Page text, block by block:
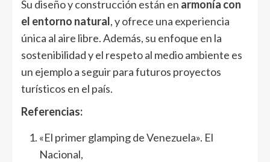
Su diseño y construcción están en armonía con
el entorno natural, y ofrece una experiencia
única al aire libre. Además, su enfoque en la
sostenibilidad y el respeto al medio ambiente es
un ejemplo a seguir para futuros proyectos
turísticos en el país.
Referencias:
«El primer glamping de Venezuela». El
Nacional,